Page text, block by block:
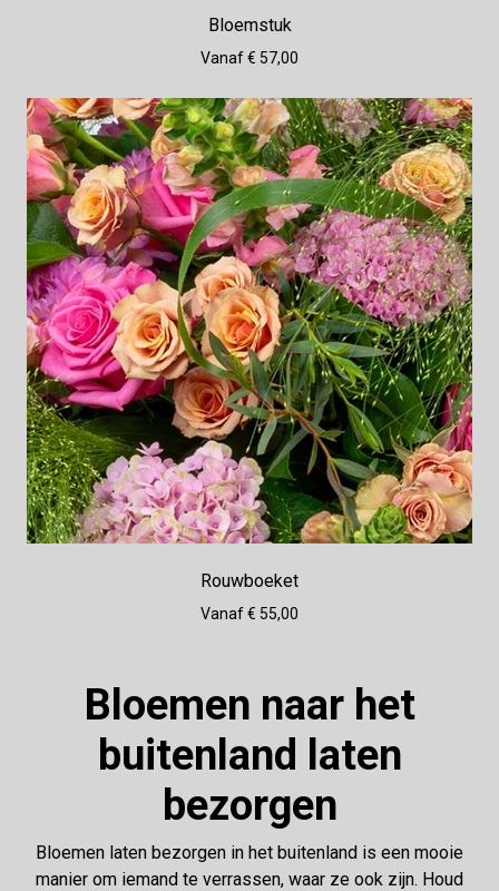
Bloemstuk
Vanaf € 57,00
Rouwboeket
Vanaf € 55,00
Bloemen naar het
buitenland laten
bezorgen
Bloemen laten bezorgen in het buitenland is een mooie
manier om iemand te verrassen, waar ze ook zijn. Houd